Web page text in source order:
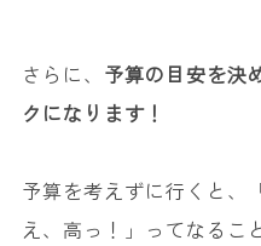
さらに、 予算の目安を決
クになります！
予算を考えずに行くと
え、高っ！」ってなるこ